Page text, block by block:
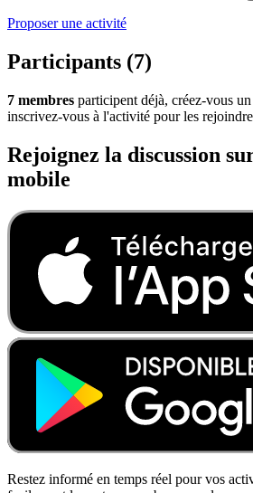
Proposer une activité
Participants (7)
7 membres participent déjà, créez-vous
inscrivez-vous à l'activité pour les
Rejoignez la discussion
mobile
Restez informé en temps réel pour vos